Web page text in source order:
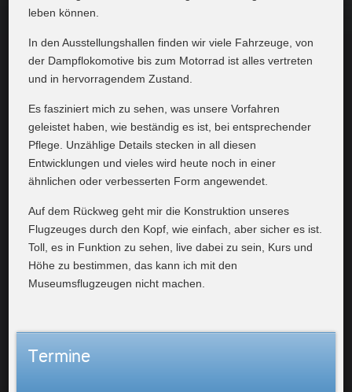
leben können.
In den Ausstellungshallen finden wir viele Fahrzeuge, von
der Dampflokomotive bis zum Motorrad ist alles vertreten
und in hervorragendem Zustand.
Es fasziniert mich zu sehen, was unsere Vorfahren
geleistet haben, wie beständig es ist, bei entsprechender
Pflege. Unzählige Details stecken in all diesen
Entwicklungen und vieles wird heute noch in einer
ähnlichen oder verbesserten Form angewendet.
Auf dem Rückweg geht mir die Konstruktion unseres
Flugzeuges durch den Kopf, wie einfach, aber sicher es ist.
Toll, es in Funktion zu sehen, live dabei zu sein, Kurs und
Höhe zu bestimmen, das kann ich mit den
Museumsflugzeugen nicht machen.
Termine